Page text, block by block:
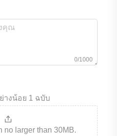
0/1000
างน้อย 1 ฉบับ
no larger than 30MB.